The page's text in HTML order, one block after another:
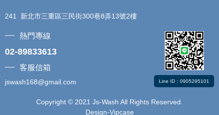
241 新北市三重區三民街300巷8弄13號2樓
熱門專線
02-89833613
客服信箱
jswash168@gmail.com Line ID：0905295101
Copyright © 2021 Js-Wash All Rights Reserved.
Design-Vipcase